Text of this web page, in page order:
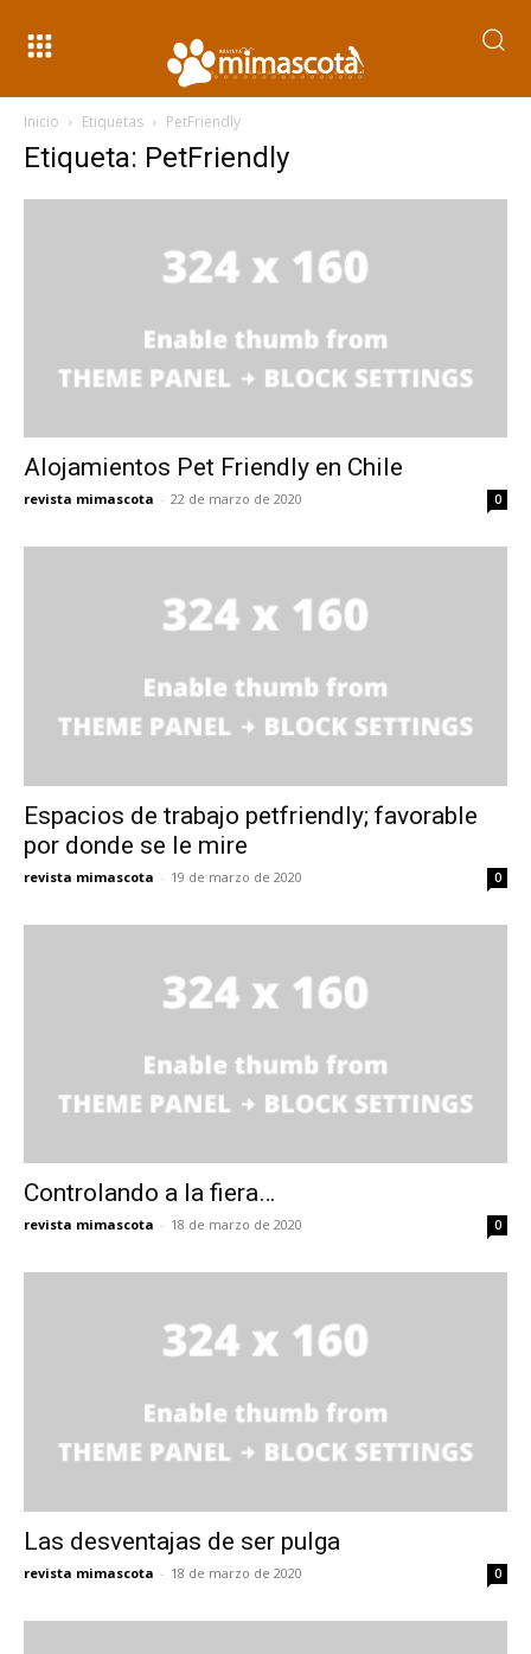
Inicio Etiquetas PetFriendly
Etiqueta: PetFriendly
Alojamientos Pet Friendly en Chile
revista mimascota - 22 de marzo de 2020 0
Espacios de trabajo petfriendly; favorable
por donde se le mire
revista mimascota - 19 de marzo de 2020 0
Controlando a la fiera…
revista mimascota - 18 de marzo de 2020 0
Las desventajas de ser pulga
revista mimascota - 18 de marzo de 2020 0